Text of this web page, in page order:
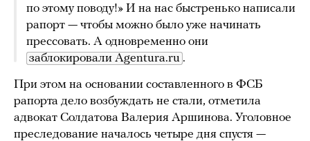
по этому поводу!» И на нас быстренько написали
рапорт — чтобы можно было уже начинать
прессовать. А одновременно они
заблокировали Agentura.ru .
При этом на основании составленного в ФСБ
рапорта дело возбуждать не стали, отметила
адвокат Солдатова Валерия Аршинова. Уголовное
преследование началось четыре дня спустя —